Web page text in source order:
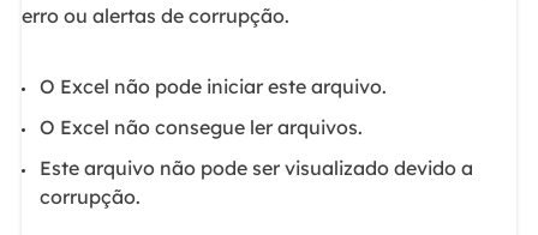
erro ou alertas de corrupção.
O Excel não pode iniciar este arquivo.
O Excel não consegue ler arquivos.
Este arquivo não pode ser visualizado devido a
corrupção.